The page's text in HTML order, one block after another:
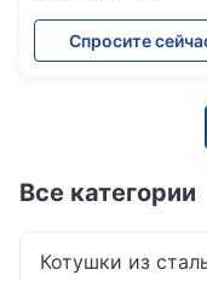
сталь 1250 мм JIS
Cr рулонный
Спросите
Все категории
Котушки из